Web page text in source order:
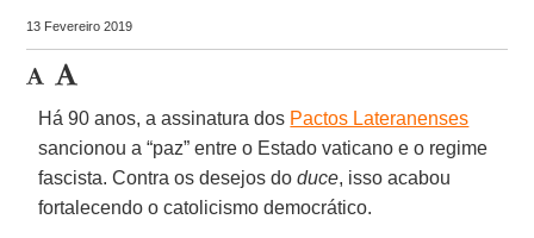
13 Fevereiro 2019
Há 90 anos, a assinatura dos Pactos Lateranenses
sancionou a “paz” entre o Estado vaticano e o regime
fascista. Contra os desejos doduce, isso acabou
fortalecendo o catolicismo democrático.